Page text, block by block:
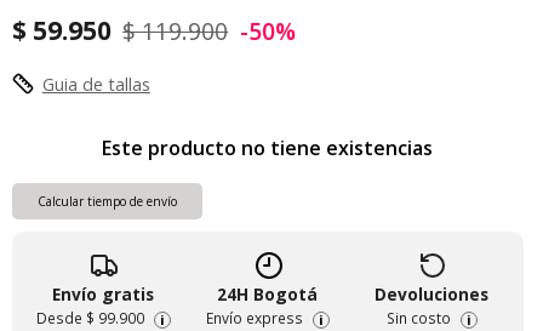
$ 59.950 $ 119.900 -50%
Guia de tallas
Este producto no tiene existencias
Calcular tiempo de envío
Envío gratis
Desde $ 99.900 i
24H Bogotá
Envío express i
Devoluciones
Sin costo i